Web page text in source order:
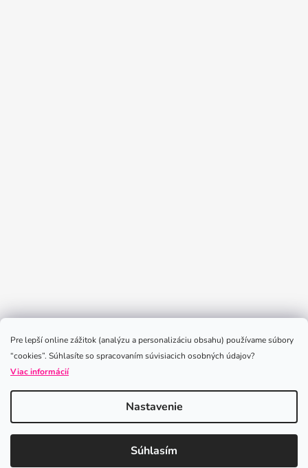
Pre lepší online zážitok (analýzu a personalizáciu obsahu) používame súbory
“cookies”. Súhlasíte so spracovaním súvisiacich osobných údajov?
Viac informácií
Nastavenie
Súhlasím
Sledovať na Instagrame
iLoveLeggings. Všetky práva vyhradené.